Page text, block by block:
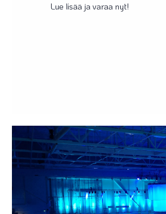
Lue lisää ja varaa nyt!